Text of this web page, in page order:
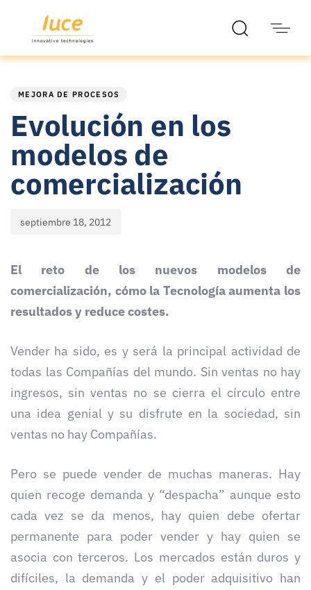
MEJORA DE PROCESOS
Evolución en los
modelos de
comercialización
septiembre 18, 2012
El reto de los nuevos modelos de
comercialización, cómo la Tecnología aumenta los
resultados y reduce costes.
Vender ha sido, es y será la principal actividad de
todas las Compañías del mundo. Sin ventas no hay
ingresos, sin ventas no se cierra el círculo entre
una idea genial y su disfrute en la sociedad, sin
ventas no hay Compañías.
Pero se puede vender de muchas maneras. Hay
quien recoge demanda y “despacha” aunque esto
cada vez se da menos, hay quien debe ofertar
permanente para poder vender y hay quien se
asocia con terceros. Los mercados están duros y
difíciles, la demanda y el poder adquisitivo han